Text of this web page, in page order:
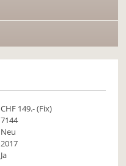
CHF 149.- (Fix)
7144
Neu
2017
Ja